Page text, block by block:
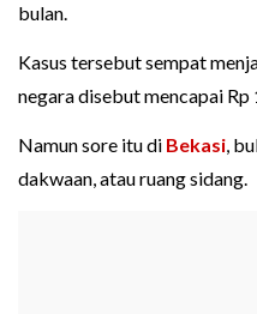
bulan.
Kasus tersebut sempat
negara disebut mencapai Rp
Namun sore itu di Bekasi,
dakwaan, atau ruang sidang.